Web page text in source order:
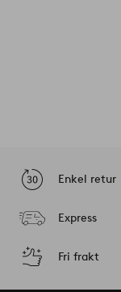
Enkel retur
Express
Fri frakt